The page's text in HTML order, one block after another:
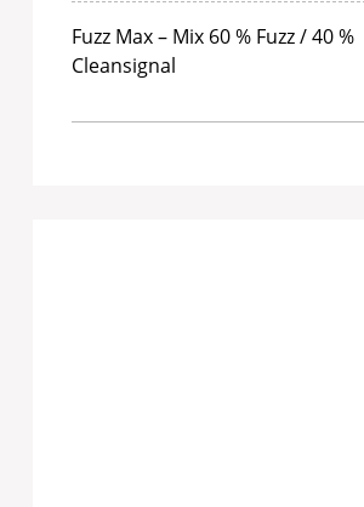
Fuzz Max – Mix 60 % Fuzz / 40 %
Cleansignal